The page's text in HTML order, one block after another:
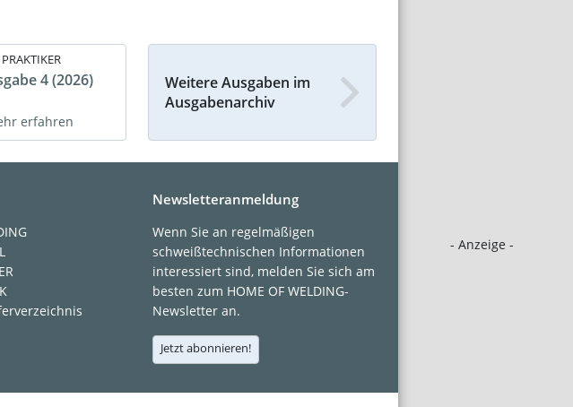
- Anzeige -
4 (2026)
erfahren
Weitere Ausgaben im
Ausgabenarchiv
Newsletteranmeldung
Wenn Sie an regelmäßigen
schweißtechnischen Informationen
interessiert sind, melden Sie sich am
besten zum HOME OF WELDING-
Newsletter an.
Jetzt abonnieren!